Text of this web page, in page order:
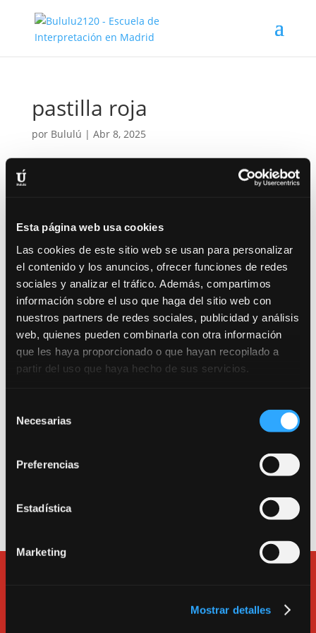
Esta página web usa cookies
Las cookies de este sitio web se usan para personalizar
el contenido y los anuncios, ofrecer funciones de redes
sociales y analizar el tráfico. Además, compartimos
información sobre el uso que haga del sitio web con
nuestros partners de redes sociales, publicidad y análisis
web, quienes pueden combinarla con otra información
que les haya proporcionado o que hayan recopilado a
partir del uso que haya hecho de sus servicios.
Necesarias
Preferencias
Estadística
Marketing
Mostrar detalles
pastilla roja
por Bululú | Abr 8, 2025
Trabajamos por una escuela segura. Consulta
nuestro Protocolo Anti-COVID 19.
Canarias 16. 280045. Madrid.
oficina: Calle Tarragona 17. 280045. Madrid.
e-mail:bululu@bululu2120.com